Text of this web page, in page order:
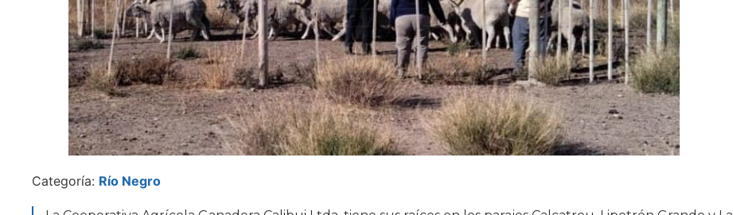
Categoría: Río Negro